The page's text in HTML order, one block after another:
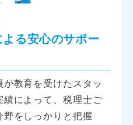
る安心のサポー
教育を受けたスタッ
によって、税理士ご
をしっかりと把握